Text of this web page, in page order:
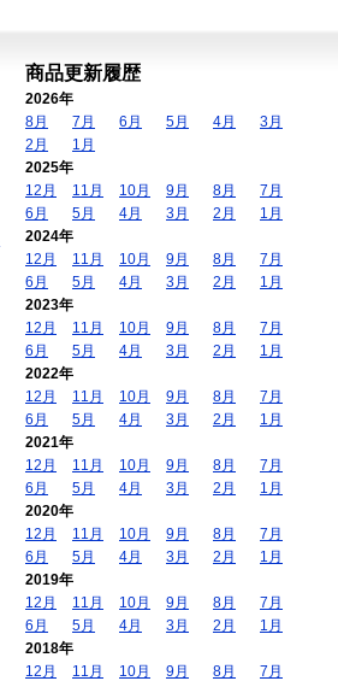
商品更新履歴
2026年
8月
7月 6月 5月 4月
3月
2月
1月
2025年
12月
11月 10月 9月 8月
7月
6月
5月 4月 3月 2月
1月
2024年
12月
11月 10月 9月 8月
7月
6月
5月 4月 3月 2月
1月
2023年
12月
11月 10月 9月 8月
7月
6月
5月 4月 3月 2月
1月
2022年
12月
11月 10月 9月 8月
7月
6月
5月 4月 3月 2月
1月
2021年
12月
11月 10月 9月 8月
7月
6月
5月 4月 3月 2月
1月
2020年
12月
11月 10月 9月 8月
7月
6月
5月 4月 3月 2月
1月
2019年
12月
11月 10月 9月 8月
7月
6月
5月 4月 3月 2月
1月
2018年
12月
11月 10月 9月 8月
7月